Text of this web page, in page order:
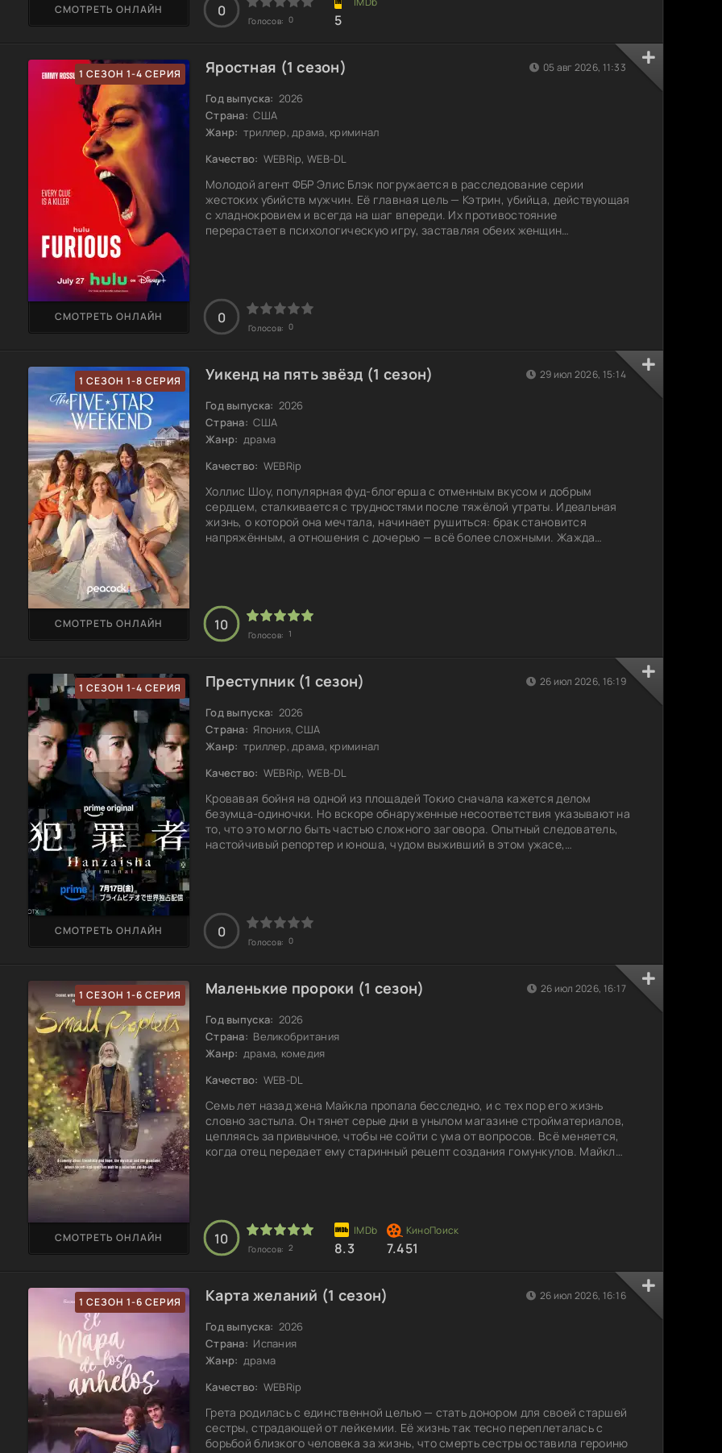
СМОТРЕТЬ ОНЛАЙН 0
Голосов: 0 5
1 СЕЗОН 1-4 СЕРИЯ Яростная (1 сезон)
Год выпуска: 2026
Страна: США
Жанр: триллер, драма, криминал
Качество: WEBRip, WEB-DL
Молодой агент ФБР Элис Блэк погружается в расследование серии
жестоких убийств мужчин. Её главная цель — Кэтрин, убийца, действующая
с хладнокровием и всегда на шаг впереди. Их противостояние
перерастает в психологическую игру, заставляя обеих женщин
СМОТРЕТЬ ОНЛАЙН 0
Голосов: 0
05 авг 2026, 11:33
1 СЕЗОН 1-8 СЕРИЯ Уикенд на пять звёзд (1 сезон)
Год выпуска: 2026
Страна: США
Жанр: драма
Качество: WEBRip
Холлис Шоу, популярная фуд-блогерша с отменным вкусом и добрым
сердцем, сталкивается с трудностями после тяжёлой утраты. Идеальная
жизнь, о которой она мечтала, начинает рушиться: брак становится
напряжённым, а отношения с дочерью — всё более сложными. Жажда
СМОТРЕТЬ ОНЛАЙН 10
Голосов: 1
29 июл 2026, 15:14
1 СЕЗОН 1-4 СЕРИЯ Преступник (1 сезон)
Год выпуска: 2026
Страна: Япония, США
Жанр: триллер, драма, криминал
Качество: WEBRip, WEB-DL
Кровавая бойня на одной из площадей Токио сначала кажется делом
безумца-одиночки. Но вскоре обнаруженные несоответствия указывают на
то, что это могло быть частью сложного заговора. Опытный следователь,
настойчивый репортер и юноша, чудом выживший в этом ужасе,
СМОТРЕТЬ ОНЛАЙН 0
Голосов: 0
26 июл 2026, 16:19
1 СЕЗОН 1-6 СЕРИЯ Маленькие пророки (1 сезон)
Год выпуска: 2026
Страна: Великобритания
Жанр: драма, комедия
Качество: WEB-DL
Семь лет назад жена Майкла пропала бесследно, и с тех пор его жизнь
словно застыла. Он тянет серые дни в унылом магазине стройматериалов,
цепляясь за привычное, чтобы не сойти с ума от вопросов. Всё меняется,
когда отец передает ему старинный рецепт создания гомункулов. Майкл
СМОТРЕТЬ ОНЛАЙН 10
Голосов: 2 8.3 7.451
26 июл 2026, 16:17
1 СЕЗОН 1-6 СЕРИЯ Карта желаний (1 сезон)
Год выпуска: 2026
Страна: Испания
Жанр: драма
Качество: WEBRip
Грета родилась с единственной целью — стать донором для своей старшей
сестры, страдающей от лейкемии. Её жизнь так тесно переплеталась с
борьбой близкого человека за жизнь, что смерть сестры оставила героиню
26 июл 2026, 16:16